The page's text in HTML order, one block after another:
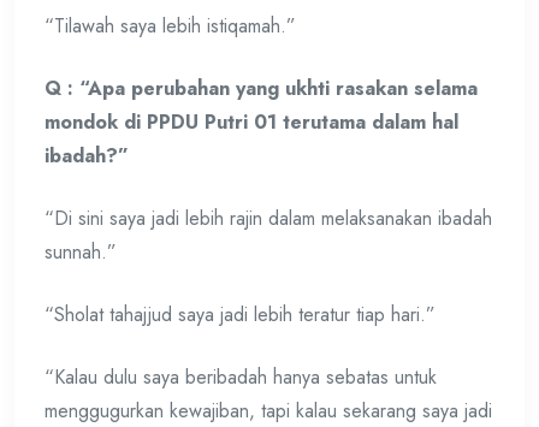
“Tilawah saya lebih istiqamah.”
Q : “Apa perubahan yang ukhti rasakan selama
mondok di PPDU Putri 01 terutama dalam hal
ibadah?”
“Di sini saya jadi lebih rajin dalam melaksanakan ibadah
sunnah.”
“Sholat tahajjud saya jadi lebih teratur tiap hari.”
“Kalau dulu saya beribadah hanya sebatas untuk
menggugurkan kewajiban, tapi kalau sekarang saya jadi